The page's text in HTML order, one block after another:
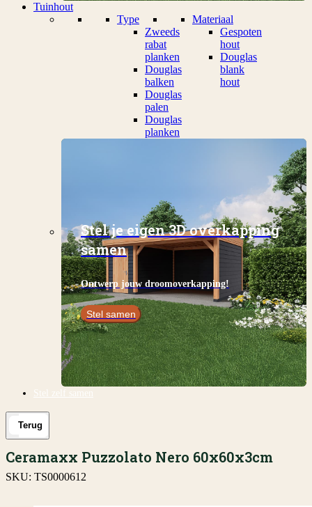
Tuinhout
Type
Zweeds
rabat
planken
Douglas
balken
Douglas
palen
Douglas
planken
Materiaal
Gespoten
hout
Douglas
blank
hout
Stel je eigen 3D overkapping
samen
Ontwerp jouw droomoverkapping!
Stel samen
Stel zelf samen
Terug
Ceramaxx Puzzolato Nero 60x60x3cm
SKU: TS0000612